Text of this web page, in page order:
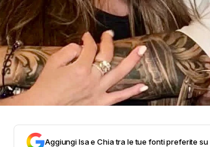
Aggiungi Isa e Chia tra le tue fonti preferite su